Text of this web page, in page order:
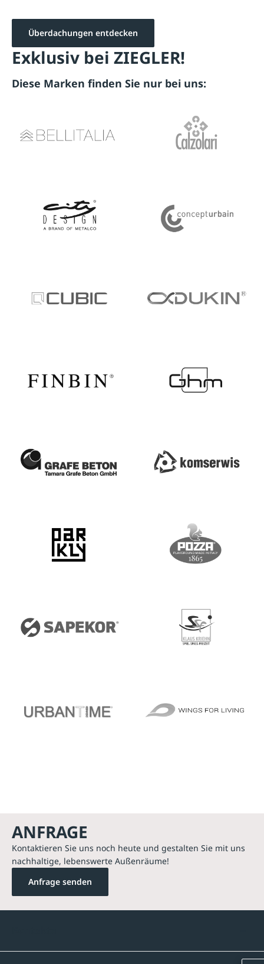
Überdachungen entdecken
Exklusiv bei ZIEGLER!
Diese Marken finden Sie nur bei uns:
ANFRAGE
Kontaktieren Sie uns noch heute und gestalten Sie mit uns
nachhaltige, lebenswerte Außenräume!
Anfrage senden